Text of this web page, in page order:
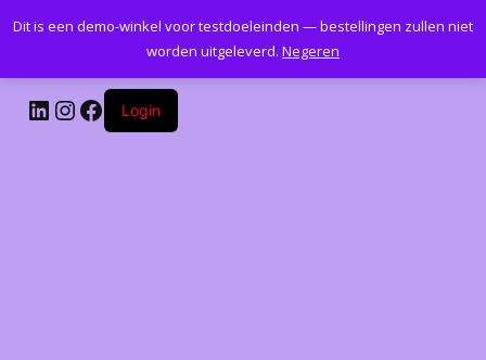
Kantoormeubelenplus.com
LinkedIn
Instagram
Facebook
Login
Dit is een demo-winkel voor testdoeleinden — bestellingen zullen niet
worden uitgeleverd. Negeren